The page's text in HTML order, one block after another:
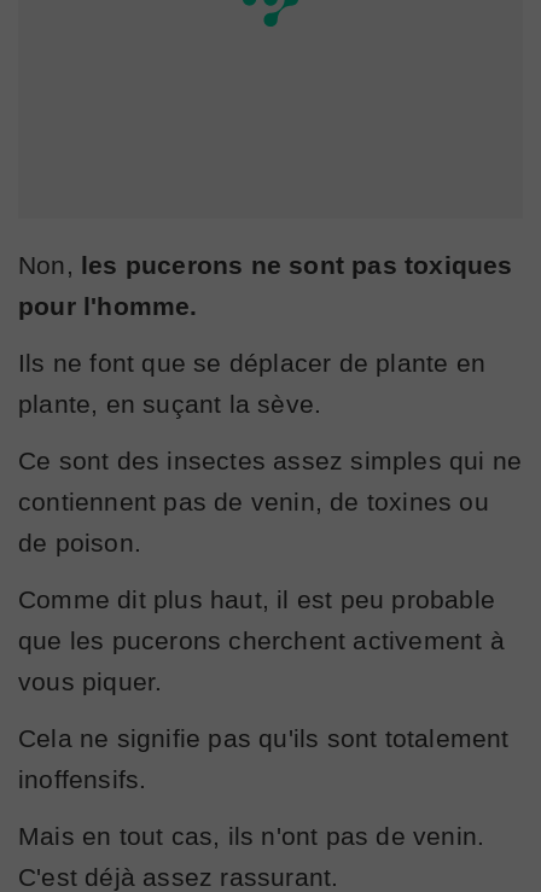
Non, les pucerons ne sont pas toxiques
pour l'homme.
Ils ne font que se déplacer de plante en
plante, en suçant la sève.
Ce sont des insectes assez simples qui ne
contiennent pas de venin, de toxines ou
de poison.
Comme dit plus haut, il est peu probable
que les pucerons cherchent activement à
vous piquer.
Cela ne signifie pas qu'ils sont totalement
inoffensifs.
Mais en tout cas, ils n'ont pas de venin.
C'est déjà assez rassurant.